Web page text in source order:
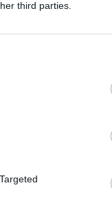
third parties.
30/9»